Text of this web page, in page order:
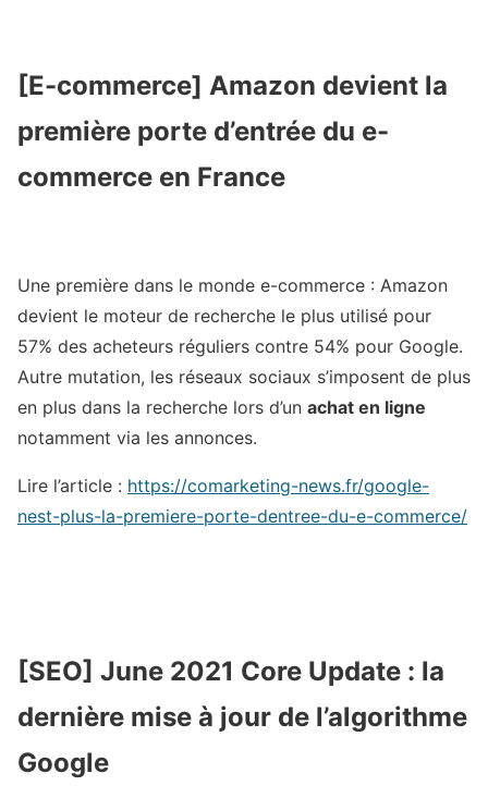
[E-commerce] Amazon devient la
première porte d’entrée du e-
commerce en France
Une première dans le monde e-commerce : Amazon
devient le moteur de recherche le plus utilisé pour
57% des acheteurs réguliers contre 54% pour Google.
Autre mutation, les réseaux sociaux s’imposent de plus
en plus dans la recherche lors d’un achat en ligne
notamment via les annonces.
Lire l’article : https://comarketing-news.fr/google-
nest-plus-la-premiere-porte-dentree-du-e-commerce/
[SEO] June 2021 Core Update : la
dernière mise à jour de l’algorithme
Google